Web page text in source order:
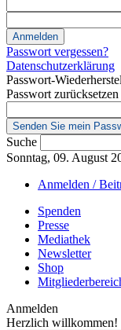
Passwort vergessen?
Datenschutzerklärung
Passwort-
Passwort zurücksetzen
Suche
Sonntag, 09. August
Anmelden /
Spenden
Presse
Mediathek
Newsletter
Shop
Anmelden
Herzlich willkommen!